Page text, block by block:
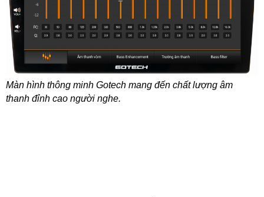
Màn hình thông minh Gotech mang đến chất lượng âm
thanh đỉnh cao người nghe.